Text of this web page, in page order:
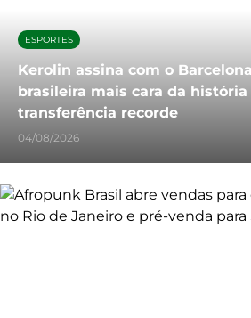
ESPORTES
Kerolin assina com o
brasileira mais cara da história
transferência recorde
04/08/2026